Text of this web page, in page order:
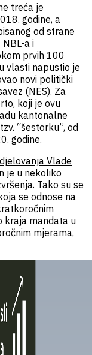
treća je
godine, a
od strane
NBL-a i
prvih 100
vlasti napustio je
novi politički
(NES). Za
koji je ovu
kantonalne
“šestorku”, od
godine.
Vlade
je u nekoliko
Tako su se
se odnose na
kraja mandata u
mjerama,